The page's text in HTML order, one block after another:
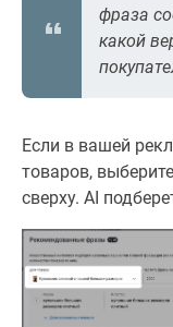
фраза
какой
Если в вашей
товаров,
сверху. AI